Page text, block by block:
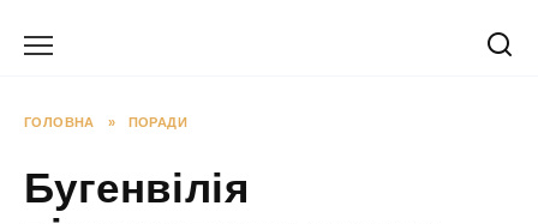
ГОЛОВНА » ПОРАДИ
Бугенвілія